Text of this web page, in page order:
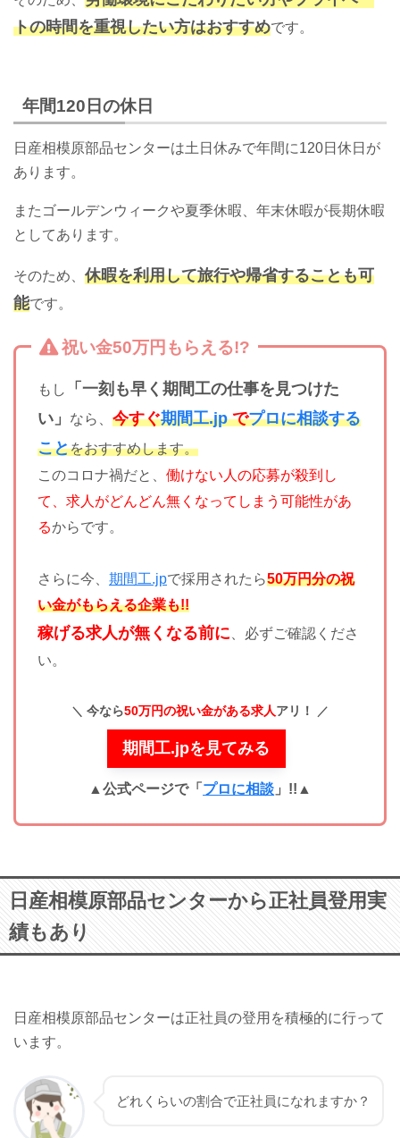
トの時間を重視したい方はおすすめです。
年間120日の休日
日産相模原部品センターは土日休みで年間に120日休日が
あります。
またゴールデンウィークや夏季休暇、年末休暇が長期休暇
としてあります。
そのため、 休暇を利用して旅行や帰省することも可
能です。
祝い金50万円もらえる!?
もし
「一刻も早く期間工の仕事を見つけた
い」
なら、 今すぐ期間工.jpでプロに相談する
ことをおすすめします。
このコロナ禍だと、 働けない人の応募が殺到し
て、求人がどんどん無くなってしまう可能性があ
るからです。
さらに今、 期間工.jpで採用されたら50万円分の祝
い金がもらえる企業も!!
稼げる求人が無くなる前に 、必ずご確認くださ
い。
今なら50万円の祝い金がある求人アリ！
期間工.jpを見てみる
▲公式ページで「 プロに相談 」!! ▲
日産相模原部品センターから正社員登用実
績もあり
日産相模原部品センターは正社員の登用を積極的に行って
います。
どれくらいの割合で正社員になれますか？